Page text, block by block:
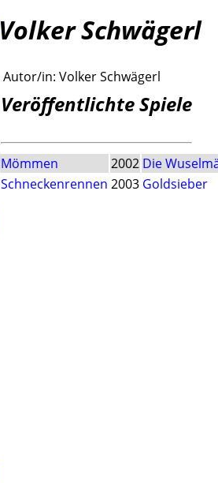
Volker Schwägerl
Autor/in: Volker Schwägerl
Veröffentlichte Spiele
Mömmen 2002 Die
Schneckenrennen 2003 Goldsieber